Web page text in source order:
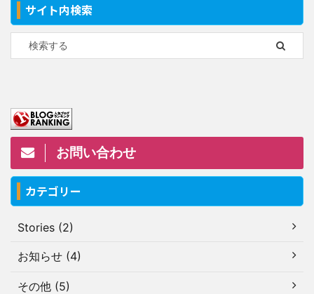
サイト内検索
お問い合わせ
カテゴリー
Stories (2)
お知らせ (4)
その他 (5)